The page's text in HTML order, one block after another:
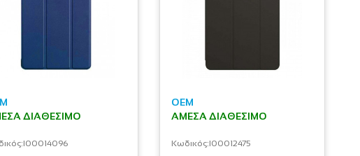
ΔΙΑΘΈΣΙΜΟ
I00014096
OEM
ΆΜΕΣΑ ΔΙΑΘΈΣΙΜΟ
Κωδικός:I00012475